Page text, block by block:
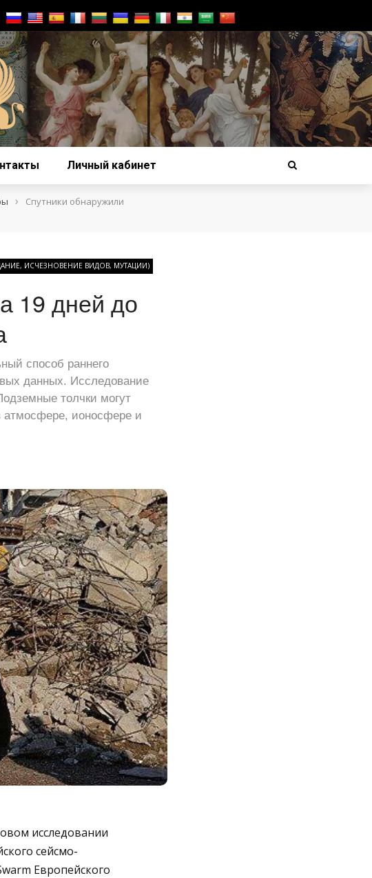
Личный кабинет
›
Спутники обнаружили
ИСЧЕЗНОВЕНИЕ ВИДОВ, МУТАЦИИ)
19 дней до
способ раннего
данных. Исследование
толчки могут
атмосфере, ионосфере и
исследовании
сейсмо-
Европейского